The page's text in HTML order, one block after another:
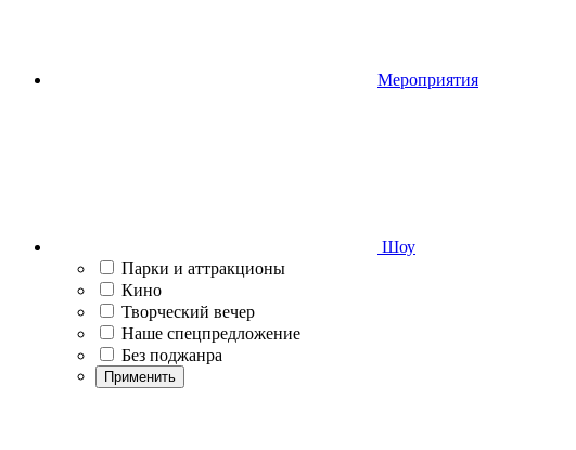
Мероприятия
Шоу
Парки и аттракционы
Кино
Творческий вечер
Наше спецпредложение
Без поджанра
Применить